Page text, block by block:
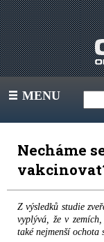
III MENU
Necháme
Z výsledků studie
vyplývá, že v
také nejmenší ochota